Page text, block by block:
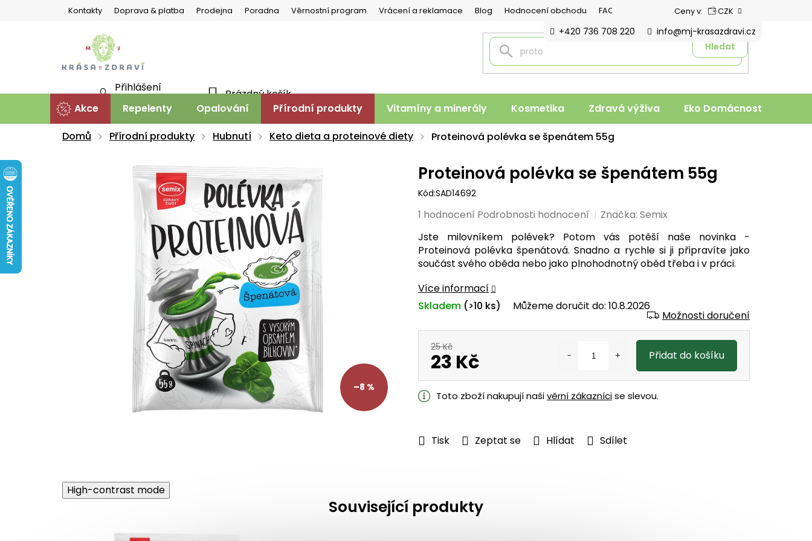
Kontakty Doprava & platba Prodejna Poradna Věrnostní program Vrácení a reklamace Blog Hodnocení obchodu FAQ Ceny v: CZK
Hledat
+420 736 708 220 info@mj-krasazdravi.cz
KOŠÍK
Prázdný košík
Přihlášení
Akce Repelenty Opalování Přírodní produkty Vitamíny a minerály Kosmetika Zdravá výživa Eko Domácnost
Domů
Přírodní produkty Hubnutí Keto dieta a proteinové diety Proteinová polévka se špenátem 55g
–8 %
Jste milovníkem polévek? Potom vás potěší naše novinka -
Proteinová polévka špenátová. Snadno a rychle si ji připravíte jako
součást svého oběda nebo jako plnohodnotný oběd třeba i v práci.
Více informací
Tisk Zeptat se Hlídat Sdílet
Můžeme doručit do: 10.8.2026
Možnosti doručení
Skladem (>10 ks)
Proteinová polévka se špenátem 55g
Kód:SAD14692
Průměrné
produktu
je
5,0
5
hvězdiček.
1 hodnocení Podrobnosti hodnocení Značka:Semix
25 Kč
23 Kč
Měrná
cena:
Přidat do košíku
Toto zboží nakupují našivěrní zákaznícise slevou.
High-contrast mode
Související produkty